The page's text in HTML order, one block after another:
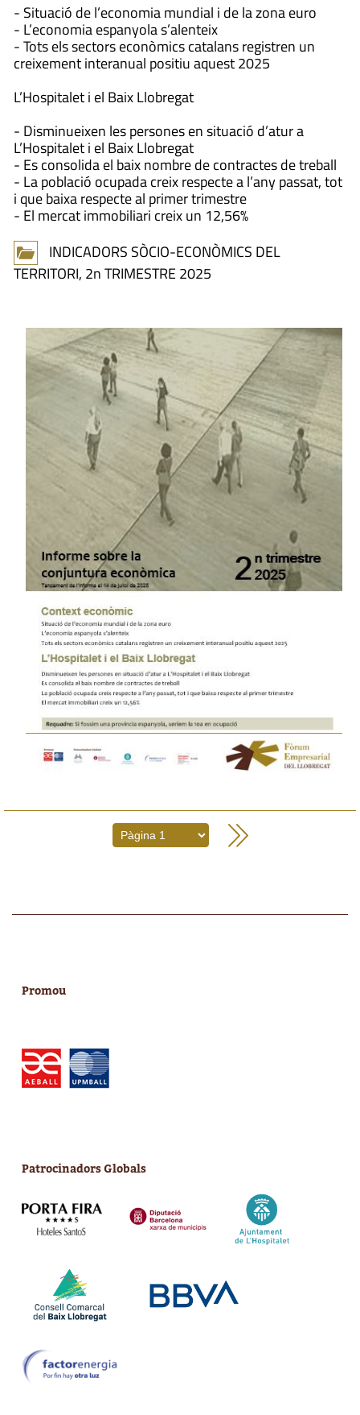
- Situació de l’economia mundial i de la zona euro
- L’economia espanyola s’alenteix
- Tots els sectors econòmics catalans registren un
creixement interanual positiu aquest 2025
L’Hospitalet i el Baix Llobregat
- Disminueixen les persones en situació d’atur a
L’Hospitalet i el Baix Llobregat
- Es consolida el baix nombre de contractes de treball
- La població ocupada creix respecte a l’any passat, tot
i que baixa respecte al primer trimestre
- El mercat immobiliari creix un 12,56%
INDICADORS SÒCIO-ECONÒMICS DEL
TERRITORI, 2n TRIMESTRE 2025
Promou
Patrocinadors Globals